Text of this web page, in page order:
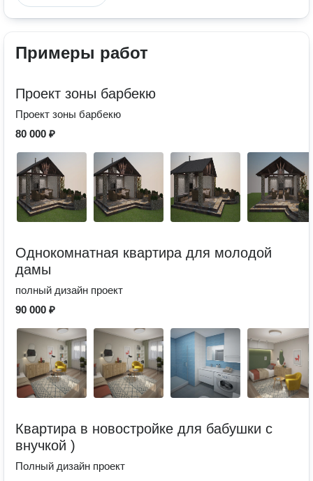
Примеры работ
Проект зоны барбекю
Проект зоны барбекю
80 000 ₽
Однокомнатная квартира для молодой
дамы
полный дизайн проект
90 000 ₽
Квартира в новостройке для бабушки с
внучкой )
Полный дизайн проект